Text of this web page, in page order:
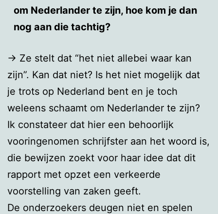
om Nederlander te zijn, hoe kom je dan
nog aan die tachtig?
→ Ze stelt dat “het niet allebei waar kan
zijn”. Kan dat niet? Is het niet mogelijk dat
je trots op Nederland bent en je toch
weleens schaamt om Nederlander te zijn?
Ik constateer dat hier een behoorlijk
vooringenomen schrijfster aan het woord is,
die bewijzen zoekt voor haar idee dat dit
rapport met opzet een verkeerde
voorstelling van zaken geeft.
De onderzoekers deugen niet en spelen